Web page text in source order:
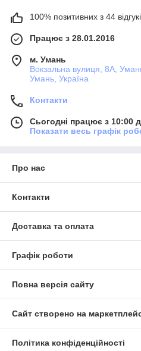
100% позитивних з 44
Працює з 28.01.2016
м. Умань
Вокзальна вулиця, 8А,
Умань, Україна
Контакти
Сьогодні працює з 10:00
Показати весь графік
Про нас
Контакти
Доставка та оплата
Графік роботи
Повна версія сайту
Сайт створено на
Політика конфіденційності